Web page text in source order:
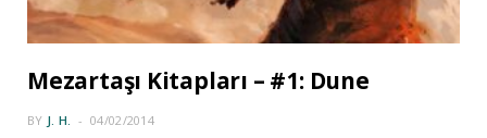
Mezartaşı Kitapları – #1: Dune
BY J. H. 04/02/2014